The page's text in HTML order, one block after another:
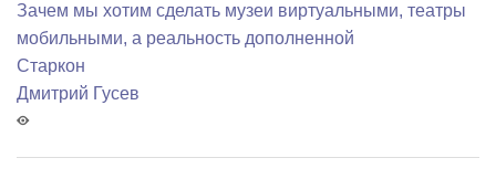
Зачем мы хотим сделать музеи виртуальными, театры
мобильными, а реальность дополненной
Старкон
Дмитрий Гусев